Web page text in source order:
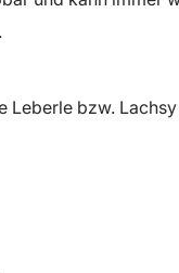
Leberle bzw.